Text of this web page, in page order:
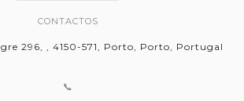
CONTACTOS
296, , 4150-571, Porto, Porto, Portugal
📞